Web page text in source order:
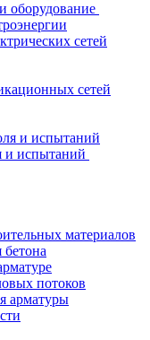
оборудование
сетей
сетей
и испытаний
материалов
потоков
арматуры